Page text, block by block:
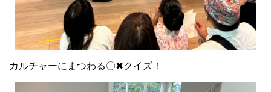
カルチャーにまつわる〇✖クイズ！